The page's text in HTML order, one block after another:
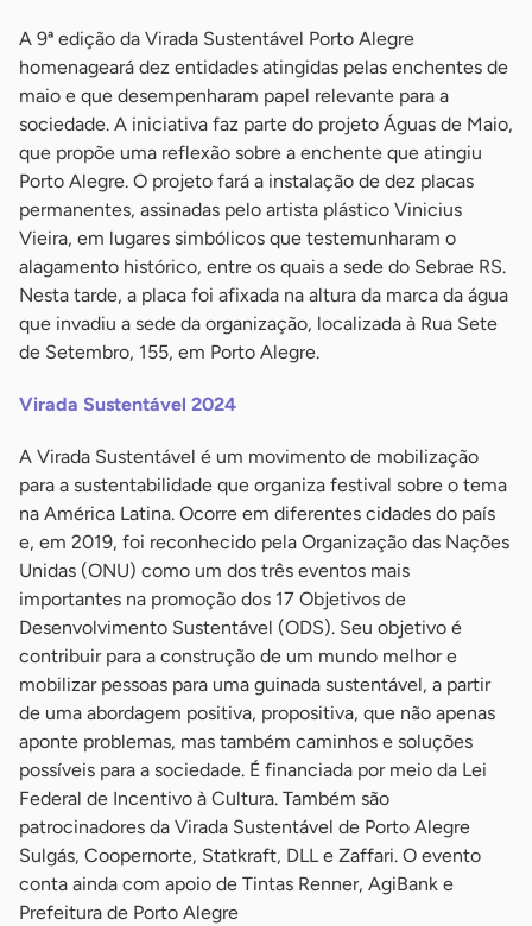
A 9ª edição da Virada Sustentável Porto Alegre
homenageará dez entidades atingidas pelas enchentes de
maio e que desempenharam papel relevante para a
sociedade. A iniciativa faz parte do projeto Águas de Maio,
que propõe uma reflexão sobre a enchente que atingiu
Porto Alegre. O projeto fará a instalação de dez placas
permanentes, assinadas pelo artista plástico Vinicius
Vieira, em lugares simbólicos que testemunharam o
alagamento histórico, entre os quais a sede do Sebrae RS.
Nesta tarde, a placa foi afixada na altura da marca da água
que invadiu a sede da organização, localizada à Rua Sete
de Setembro, 155, em Porto Alegre.
Virada Sustentável 2024
A Virada Sustentável é um movimento de mobilização
para a sustentabilidade que organiza festival sobre o tema
na América Latina. Ocorre em diferentes cidades do país
e, em 2019, foi reconhecido pela Organização das Nações
Unidas (ONU) como um dos três eventos mais
importantes na promoção dos 17 Objetivos de
Desenvolvimento Sustentável (ODS). Seu objetivo é
contribuir para a construção de um mundo melhor e
mobilizar pessoas para uma guinada sustentável, a partir
de uma abordagem positiva, propositiva, que não apenas
aponte problemas, mas também caminhos e soluções
possíveis para a sociedade. É financiada por meio da Lei
Federal de Incentivo à Cultura. Também são
patrocinadores da Virada Sustentável de Porto Alegre
Sulgás, Coopernorte, Statkraft, DLL e Zaffari. O evento
conta ainda com apoio de Tintas Renner, AgiBank e
Prefeitura de Porto Alegre